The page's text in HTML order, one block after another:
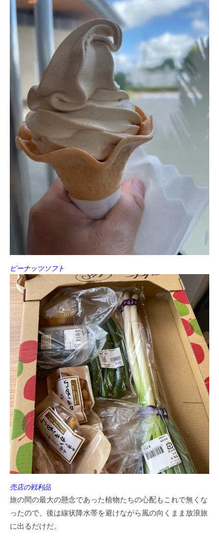
ピーナッツソフト
売店の戦利品
旅の間の最大の懸念であった植物たちの心配もこれで無くな
ったので、後は線状降水帯を避けながら風の向くまま放浪旅
に出るだけだ。